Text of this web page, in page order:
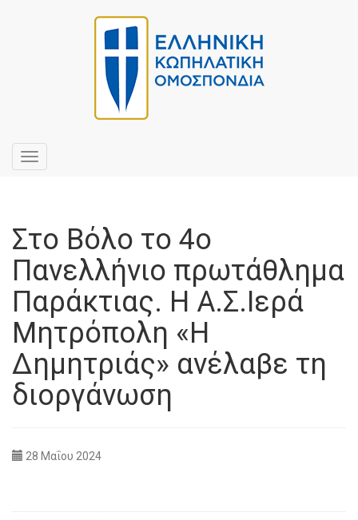
Toggle
navigation
Στο Βόλο το 4ο
Πανελλήνιο πρωτάθλημα
Παράκτιας. Η Α.Σ.Ιερά
Μητρόπολη «Η
Δημητριάς» ανέλαβε τη
διοργάνωση
28 Μαΐου 2024